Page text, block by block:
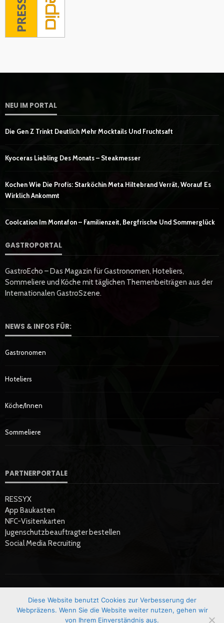
NEU IM PORTAL
Die Gen Z Trinkt Deutlich Mehr Mocktails Und Fruchtsaft
Kyoceras Liebling Des Monats – Steakmesser
Kochen Wie Die Profis: Starköchin Meta Hiltebrand Verrät, Worauf Es
Wirklich Ankommt
Coolcation Im Montafon – Familienzeit, Bergfrische Und Sommerglück
GASTROPORTAL
GastroEcho – Das Magazin für Gastronomen, Hoteliers,
Sommeliere und Köche mit täglichen Themenbeiträgen aus der
Internationalen GastroSzene.
NEWS & INFOS FÜR:
Gastronomen
Hoteliers
Köche/innen
Sommeliere
PARTNERPORTALE
RESSYX
App Baukasten
NFC-Visitenkarten
Jugenschutzbeauftragter bestellen
Social Media Recruiting
Startseite Datenschutzerklärung Hier Werben Impressum
Diese Website benutzt Cookies zur Verbesserung der
Webpräzens. Wenn Sie die Website weiter nutzen, gehen wir
von Ihrem Einverständnis aus.